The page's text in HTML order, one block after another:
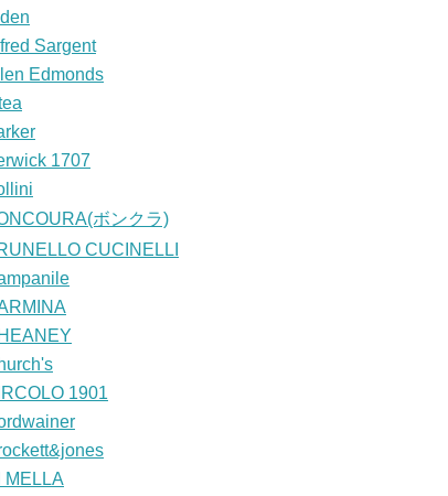
Sargent
Edmonds
1707
ボンクラ)
CUCINELLI
1901
MELLA